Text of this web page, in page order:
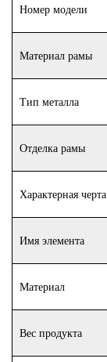
Номер модели
Материал рамы
Тип металла
Отделка рамы
Характерная черта
Имя элемента
Материал
Вес продукта